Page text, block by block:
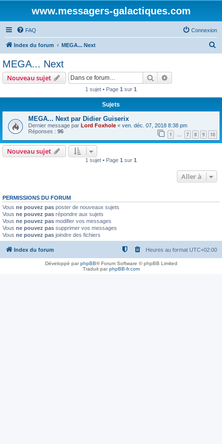
www.messagers-galactiques.com
FAQ Connexion
Index du forum MEGA... Next
e
MEGA... Next
Nouveau sujet Rechercher
1 sujet • Page 1 sur 1
Sujets
MEGA... Next par Didier Guiserix
Dernier message par Lord Foxhole « ven. déc. 07, 2018 8:38 pm
Réponses : 96 1 … 7 8 9 10
Nouveau sujet
1 sujet • Page 1 sur 1
Aller à
PERMISSIONS DU FORUM
Vous ne pouvez pas poster de nouveaux sujets
Vous ne pouvez pas répondre aux sujets
Vous ne pouvez pas modifier vos messages
Vous ne pouvez pas supprimer vos messages
Vous ne pouvez pas joindre des fichiers
Index du forum Heures au format UTC+02:00
Développé parphpBB® Forum Software © phpBB Limited
Traduit parphpBB-fr.com